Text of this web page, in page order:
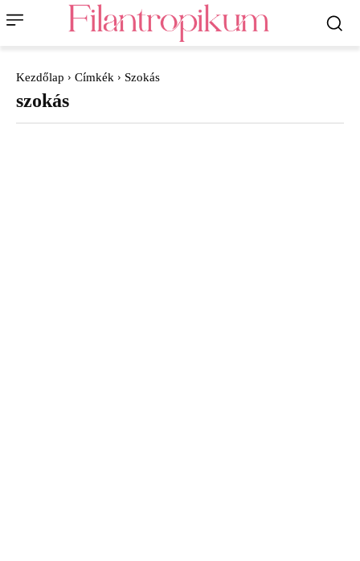
Kezdőlap Címkék Szokás
szokás